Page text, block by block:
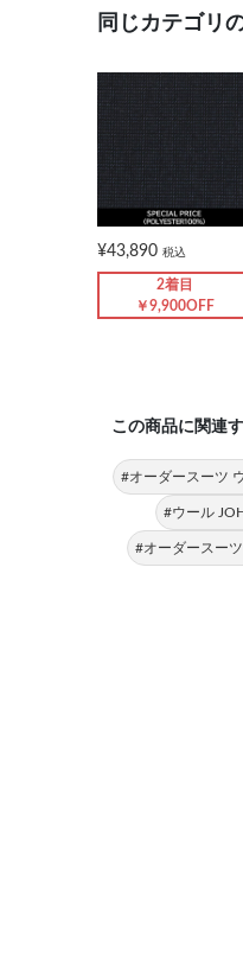
同じカテゴリ
¥43,890 税込
2着目
￥9,900OFF
この商品に関連
#オーダースーツ
#ウール
#オーダースー